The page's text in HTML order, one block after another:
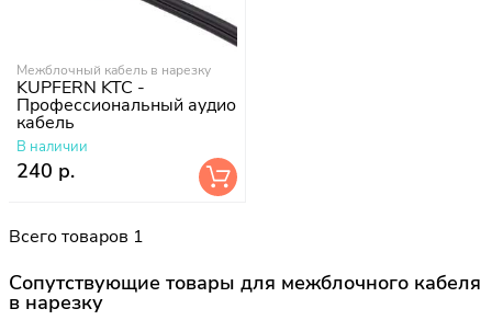
Межблочный кабель в нарезку
KUPFERN KTC -
Профессиональный аудио
кабель
В наличии
240 р.
Всего товаров 1
Сопутствующие товары для межблочного кабеля
в нарезку